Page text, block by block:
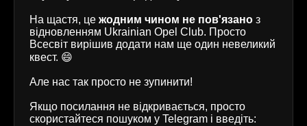
На щастя, це жодним чином не пов'язано з
відновленням Ukrainian Opel Club. Просто
Всесвіт вирішив додати нам ще один невеликий
квест. 😄
Але нас так просто не зупинити!
Якщо посилання не відкривається, просто
скористайтеся пошуком у Telegram і введіть: